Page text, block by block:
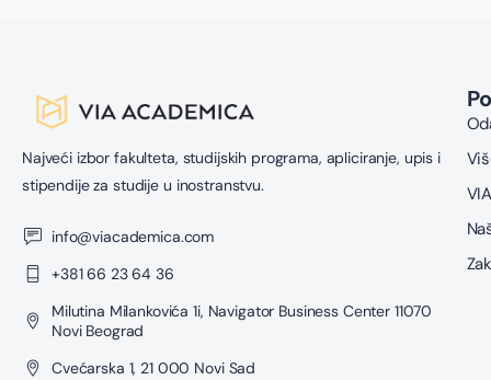
Najveći izbor fakulteta, studijskih programa, apliciranje, upis i
stipendije za studije u inostranstvu.
info@viacademica.com
+381 66 23 64 36
Milutina Milankovića 1i, Navigator Business Center 11070
Novi Beograd
Cvećarska 1, 21 000 Novi Sad